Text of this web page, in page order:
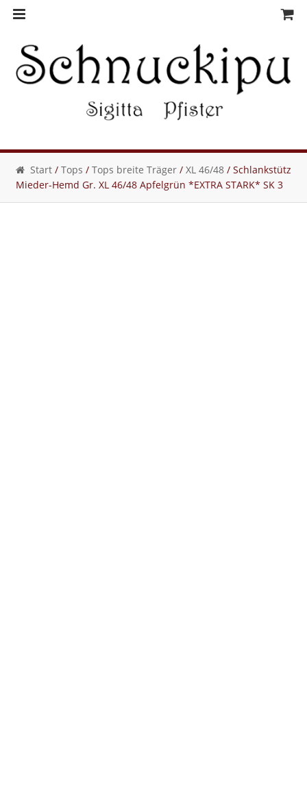
Skip
navigation
Skip
content
Start /Tops /Tops breite Träger /XL 46/48 / Schlankstütz
Mieder-Hemd Gr. XL 46/48 Apfelgrün *EXTRA STARK* SK 3